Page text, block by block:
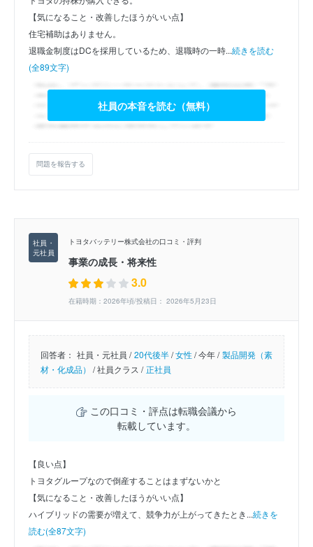
【気になること・改善したほうがいい点】
住宅補助はありません。
退職金制度はDCを採用しているため、退職時の一時...続きを読む
(全89文字)
社員の本音を読む（無料）
問題を報告する
トヨタバッテリー株式会社の口コミ・評判
事業の成長・将来性
3.0
在籍時期：2026年頃/投稿日： 2026年5月23日
回答者： 社員・元社員 / 20代後半/女性/今年 / 製品開発（素
材・化成品） /社員クラス / 正社員
この口コミ・評点は転職会議から
転載しています。
【良い点】
トヨタグループなので倒産することはまずないかと
【気になること・改善したほうがいい点】
ハイブリッドの需要が増えて、競争力が上がってきたとき...続きを
読む(全87文字)